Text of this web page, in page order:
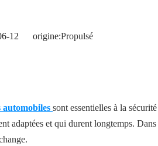
12 origine:Propulsé
automobiles sont essentielles à la
adaptées et qui durent longtemps.